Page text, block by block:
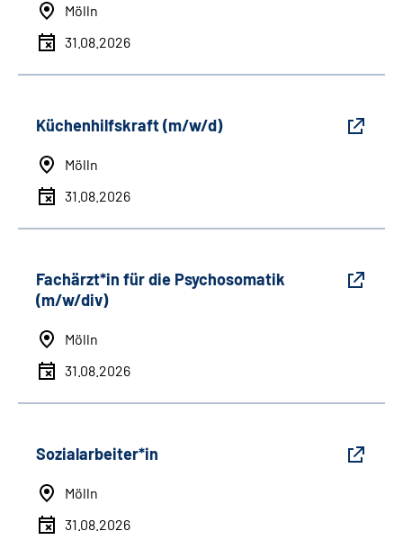
Mölln
31.08.2026
Küchenhilfskraft (m/w/d)
Mölln
31.08.2026
Fachärzt*in für die Psychosomatik
(m/w/div)
Mölln
31.08.2026
Sozialarbeiter*in
Mölln
31.08.2026